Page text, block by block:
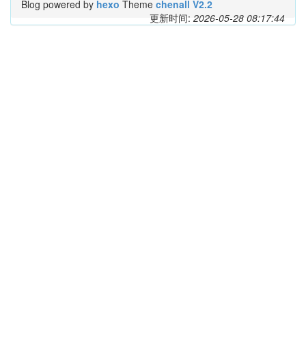
Blog powered by hexo Theme chenall V2.2
更新时间: 2026-05-28 08:17:44